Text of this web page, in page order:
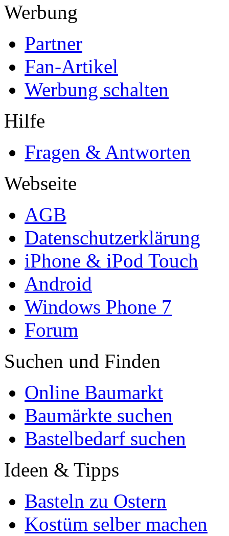
Werbung
Partner
Fan-Artikel
Werbung schalten
Hilfe
Fragen & Antworten
Webseite
AGB
Datenschutzerklärung
iPhone & iPod Touch
Android
Windows Phone 7
Forum
Suchen und Finden
Online Baumarkt
Baumärkte suchen
Bastelbedarf suchen
Ideen & Tipps
Basteln zu Ostern
Kostüm selber machen